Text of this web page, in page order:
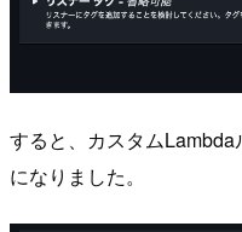
すると、カスタム
になりました。